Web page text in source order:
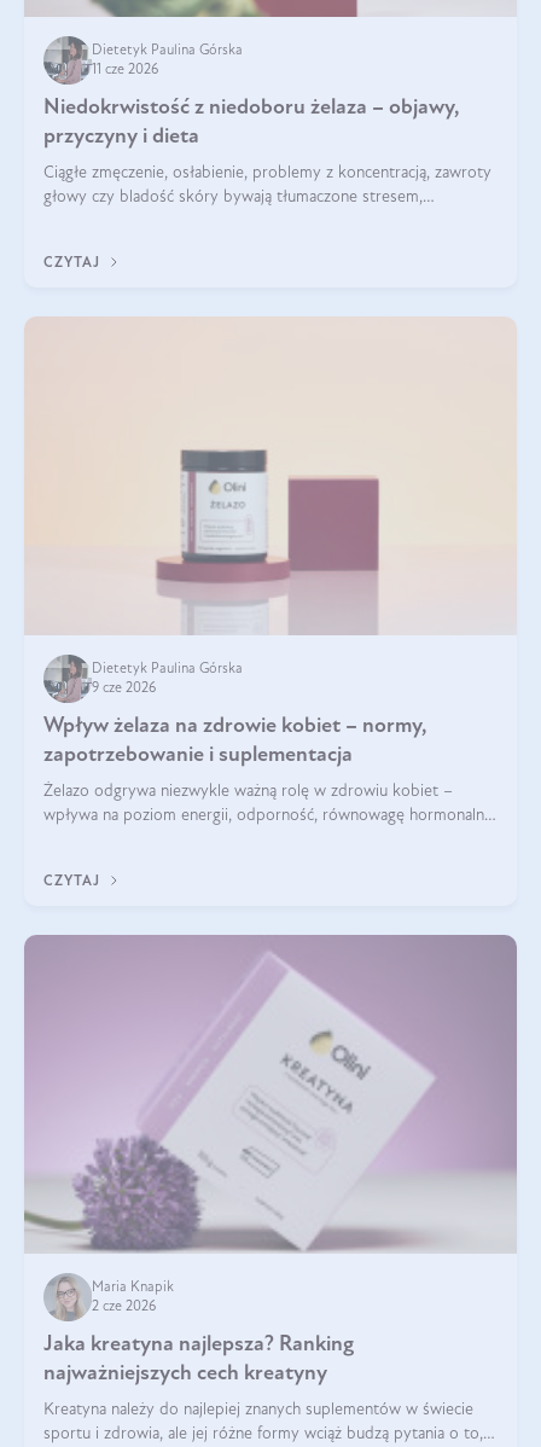
Dietetyk Paulina Górska
11 cze 2026
Niedokrwistość z niedoboru żelaza – objawy,
przyczyny i dieta
Ciągłe zmęczenie, osłabienie, problemy z koncentracją, zawroty
głowy czy bladość skóry bywają tłumaczone stresem,
CZYTAJ
Dietetyk Paulina Górska
9 cze 2026
Wpływ żelaza na zdrowie kobiet – normy,
zapotrzebowanie i suplementacja
Żelazo odgrywa niezwykle ważną rolę w zdrowiu kobiet –
wpływa na poziom energii, odporność, równowagę hormonalną
zawrotów głowy czy problemów z
CZYTAJ
Maria Knapik
2 cze 2026
Jaka kreatyna najlepsza? Ranking
najważniejszych cech kreatyny
Kreatyna należy do najlepiej znanych suplementów w świecie
sportu i zdrowia, ale jej różne formy wciąż budzą pytania o to,